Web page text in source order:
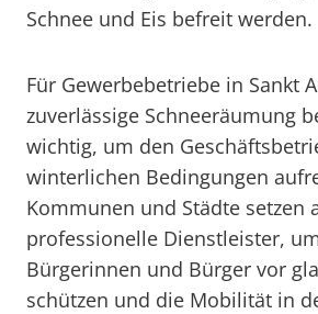
Schnee und Eis befreit werden.
Für Gewerbebetriebe in Sankt
zuverlässige Schneeräumung
wichtig, um den
winterlichen Bedingungen
Kommunen und Städte setzen
professionelle Dienstleister,
Bürgerinnen und Bürger vor
schützen und die Mobilität in